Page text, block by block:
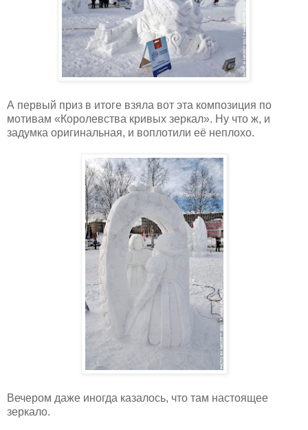
А первый приз в итоге взяла вот эта композиция по
мотивам «Королевства кривых зеркал». Ну что ж, и
задумка оригинальная, и воплотили её неплохо.
Вечером даже иногда казалось, что там настоящее
зеркало.